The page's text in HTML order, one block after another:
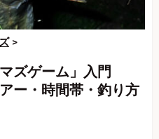
>
ズゲーム」入門
ー・時間帯・釣り方